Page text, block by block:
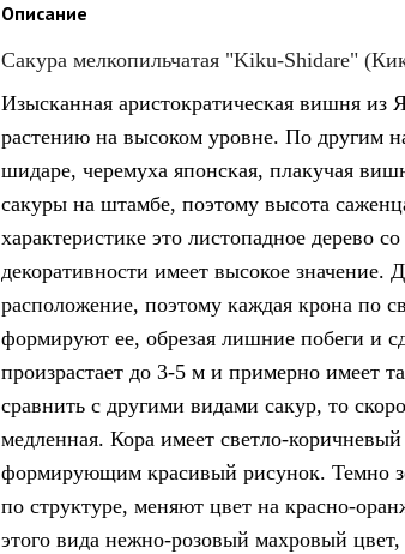
Описание
Сакура мелкопильчатая "Kiku-Shidare"
Изысканная аристократическая вишня из
растению на высоком уровне. По другим
шидаре, черемуха японская, плакучая
сакуры на штамбе, поэтому высота
характеристике это листопадное дерево
декоративности имеет высокое значение.
расположение, поэтому каждая крона по
формируют ее, обрезая лишние побеги и
произрастает до 3-5 м и примерно имеет
сравнить с другими видами сакур, то
медленная. Кора имеет светло-
формирующим красивый рисунок. Темно
по структуре, меняют цвет на красно-
этого вида нежно-розовый махровый цвет,